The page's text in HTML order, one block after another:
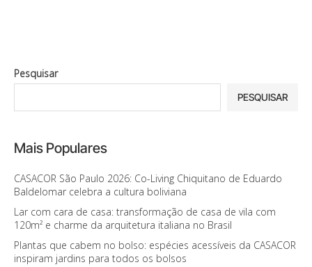
Pesquisar
PESQUISAR
Mais Populares
CASACOR São Paulo 2026: Co-Living Chiquitano de Eduardo
Baldelomar celebra a cultura boliviana
Lar com cara de casa: transformação de casa de vila com
120m² e charme da arquitetura italiana no Brasil
Plantas que cabem no bolso: espécies acessíveis da CASACOR
inspiram jardins para todos os bolsos